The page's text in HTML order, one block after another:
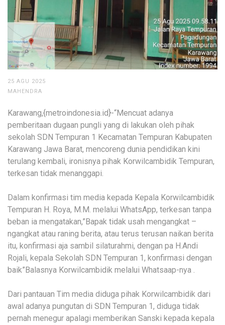
25 AGU 2025
MAHENDRA
Karawang,{metroindonesia.id}-“Mencuat adanya
pemberitaan dugaan pungli yang di lakukan oleh pihak
sekolah SDN Tempuran 1 Kecamatan Tempuran Kabupaten
Karawang Jawa Barat, mencoreng dunia pendidikan kini
terulang kembali, ironisnya pihak Korwilcambidik Tempuran,
terkesan tidak menanggapi.
Dalam konfirmasi tim media kepada Kepala Korwilcambidik
Tempuran H. Roya, M.M. melalui WhatsApp, terkesan tanpa
beban ia mengatakan,”Bapak tidak usah mengangkat –
ngangkat atau raning berita, atau terus terusan naikan berita
itu, konfirmasi aja sambil silaturahmi, dengan pa H.Andi
Rojali, kepala Sekolah SDN Tempuran 1, konfirmasi dengan
baik”Balasnya Korwilcambidik melalui Whatsaap-nya .
Dari pantauan Tim media diduga pihak Korwilcambidik dari
awal adanya pungutan di SDN Tempuran 1, diduga tidak
pernah menegur apalagi memberikan Sanski kepada kepala